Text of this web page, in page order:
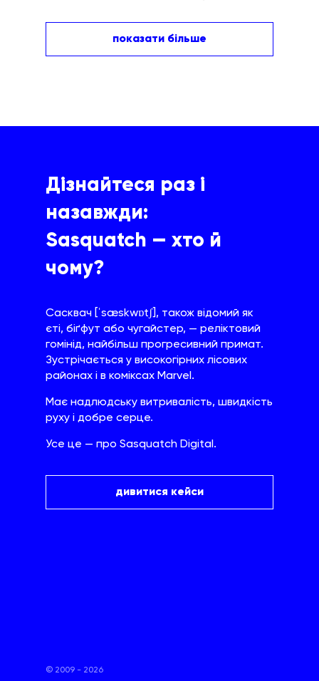
і скільки це коштує
показати більше
Дізнайтеся раз і
назавжди:
Sasquatch — хто й
чому?
Сасквач [ˈsæskwɒtʃ], також відомий як
єті, біґфут або чугайстер, — реліктовий
гомінід, найбільш прогресивний примат.
Зустрічається у високогірних лісових
районах і в коміксах Marvel.
Має надлюдську витривалість, швидкість
руху і добре серце.
Усе це — про Sasquatch Digital.
дивитися кейси
© 2009 - 2026